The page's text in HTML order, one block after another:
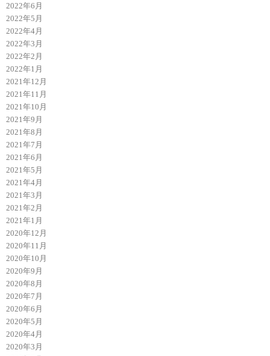
2022年6月
2022年5月
2022年4月
2022年3月
2022年2月
2022年1月
2021年12月
2021年11月
2021年10月
2021年9月
2021年8月
2021年7月
2021年6月
2021年5月
2021年4月
2021年3月
2021年2月
2021年1月
2020年12月
2020年11月
2020年10月
2020年9月
2020年8月
2020年7月
2020年6月
2020年5月
2020年4月
2020年3月